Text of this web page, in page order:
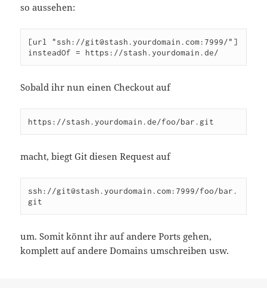
so aussehen:
[url "ssh://git@stash.yourdomain.com:7999/"]
insteadOf = https://stash.yourdomain.de/
Sobald ihr nun einen Checkout auf
https://stash.yourdomain.de/foo/bar.git
macht, biegt Git diesen Request auf
ssh://git@stash.yourdomain.com:7999/foo/bar.
git
um. Somit könnt ihr auf andere Ports gehen,
komplett auf andere Domains umschreiben usw.